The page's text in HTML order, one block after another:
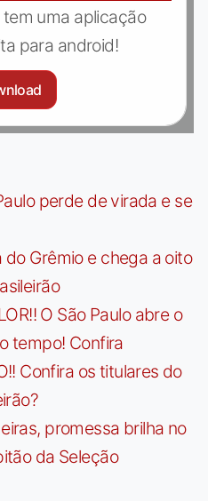
tem uma aplicação
para android!
perde de virada e se
Grêmio e chega a oito
O São Paulo abre o
tempo! Confira
Confira os titulares do
promessa brilha no
da Seleção